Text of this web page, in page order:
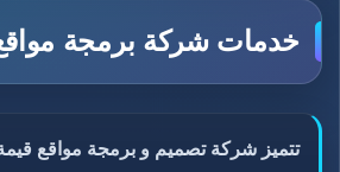
خدمات شركة برمجة
تتميز شركة تصميم و برمجة مواقع